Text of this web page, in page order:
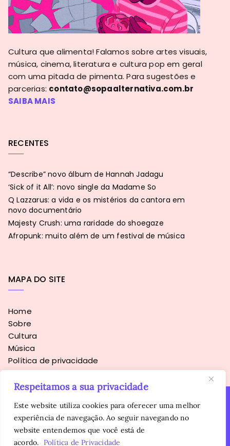
Respeitamos a sua privacidade
Este website utiliza cookies para oferecer uma melhor
experiência de navegação. Ao seguir navegando no
website entendemos que você está de
acordo. Política de Privacidade
Cultura que alimenta! Falamos sobre artes visuais,
música, cinema, literatura e cultura pop em geral
com uma pitada de pimenta. Para sugestões e
parcerias: contato@sopaalternativa.com.br
SAIBA MAIS
RECENTES
“Describe” novo álbum de Hannah Jadagu
‘Sick of it All’: novo single da Madame So
Q Lazzarus: a vida e os mistérios da cantora em
novo documentário
Majesty Crush: uma raridade do shoegaze
Afropunk: muito além de um festival de música
MAPA DO SITE
Home
Sobre
Cultura
Música
Política de privacidade
Copyright © 2016 - 2026Sopa Alternativa. Todos os direitos
reservados.
É proibida a reprodução, total ou parcial, do conteúdo sem